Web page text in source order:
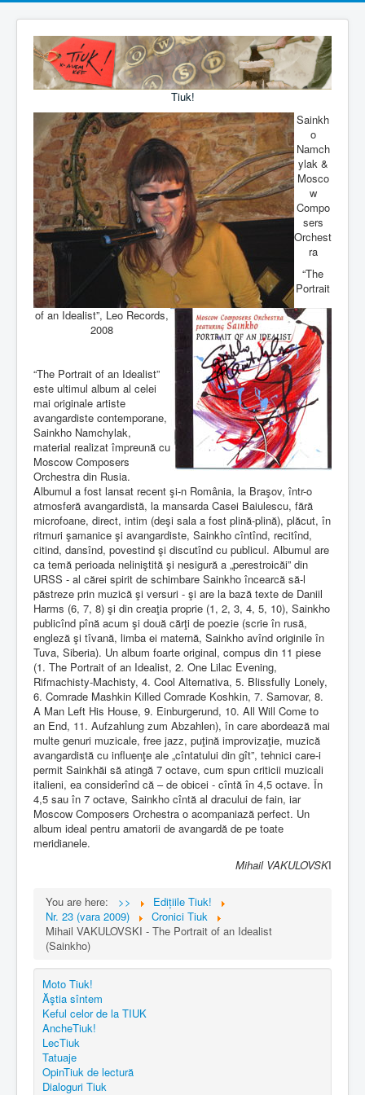
Tiuk!
Sainkh
o
Namch
ylak &
Mosco
w
Compo
sers
Orchest
ra
“The
Portrait
of an Idealist”, Leo Records,
2008
“The Portrait of an Idealist”
este ultimul album al celei
mai originale artiste
avangardiste contemporane,
Sainkho Namchylak,
material realizat împreună cu
Moscow Composers
Orchestra din Rusia.
Albumul a fost lansat recent şi-n România, la Braşov, într-o
atmosferă avangardistă, la mansarda Casei Baiulescu, fără
microfoane, direct, intim (deşi sala a fost plină-plină), plăcut, în
ritmuri şamanice şi avangardiste, Sainkho cîntînd, recitînd,
citind, dansînd, povestind şi discutînd cu publicul. Albumul are
ca temă perioada neliniştită şi nesigură a „perestroicăi” din
URSS - al cărei spirit de schimbare Sainkho încearcă să-l
păstreze prin muzică şi versuri - şi are la bază texte de Daniil
Harms (6, 7, 8) şi din creaţia proprie (1, 2, 3, 4, 5, 10), Sainkho
publicînd pînă acum şi două cărţi de poezie (scrie în rusă,
engleză şi tîvană, limba ei maternă, Sainkho avînd originile în
Tuva, Siberia). Un album foarte original, compus din 11 piese
(1. The Portrait of an Idealist, 2. One Lilac Evening,
Rifmachisty-Machisty, 4. Cool Alternativa, 5. Blissfully Lonely,
6. Comrade Mashkin Killed Comrade Koshkin, 7. Samovar, 8.
A Man Left His House, 9. Einburgerund, 10. All Will Come to
an End, 11. Aufzahlung zum Abzahlen), în care abordează mai
multe genuri muzicale, free jazz, puţină improvizaţie, muzică
avangardistă cu influenţe ale „cîntatului din gît”, tehnici care-i
permit Sainkhăi să atingă 7 octave, cum spun criticii muzicali
italieni, ea considerînd că – de obicei - cîntă în 4,5 octave. În
4,5 sau în 7 octave, Sainkho cîntă al dracului de fain, iar
Moscow Composers Orchestra o acompaniază perfect. Un
album ideal pentru amatorii de avangardă de pe toate
meridianele.
Mihail VAKULOVSKI
You are here: >>
Edițiile Tiuk!
Nr. 23 (vara 2009)
Cronici Tiuk
Mihail VAKULOVSKI - The Portrait of an Idealist
(Sainkho)
Moto Tiuk!
Ăştia sîntem
Keful celor de la TIUK
AncheTiuk!
LecTiuk
Tatuaje
OpinTiuk de lectură
Dialoguri Tiuk